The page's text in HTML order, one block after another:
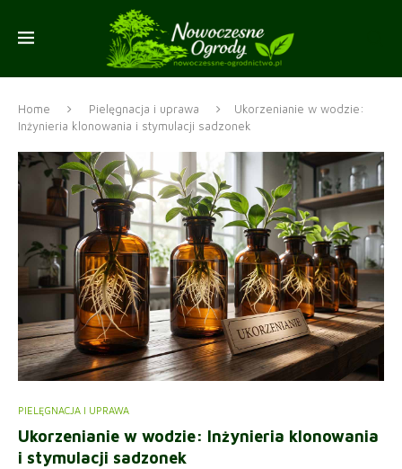
Home Pielęgnacja i uprawa
Ukorzenianie w wodzie:
Inżynieria klonowania i stymulacji sadzonek
PIELĘGNACJA I UPRAWA
Ukorzenianie w wodzie: Inżynieria klonowania
i stymulacji sadzonek